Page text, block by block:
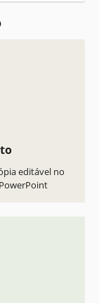
editável no